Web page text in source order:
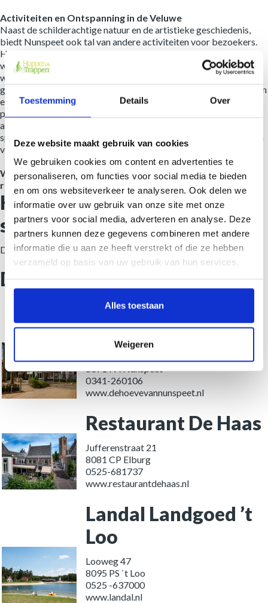
Toestemming Details Over
Deze website maakt gebruik van cookies
We gebruiken cookies om content en advertenties te
personaliseren, om functies voor social media te bieden
en om ons websiteverkeer te analyseren. Ook delen we
informatie over uw gebruik van onze site met onze
partners voor social media, adverteren en analyse. Deze
partners kunnen deze gegevens combineren met andere
informatie die u aan ze heeft verstrekt of die ze hebben
verzameld op basis van uw gebruik van hun services.
Alles toestaan
Weigeren
ROUTES
THEMAHAPPEN
RESERVEREN
CADEAUBON
VRAGEN
MEDIA
Activiteiten en Ontspanning in de Veluwe
Naast de schilderachtige natuur en de artistieke geschiedenis,
biedt Nunspeet ook tal van andere activiteiten voor bezoekers.
Het Veluwemeer is perfect voor watersporten zoals zeilen,
windsurfen en zwemmen. In de omgeving zijn er verschillende
wandel- en fietspaden die bezoekers de kans geven om het
gebied in hun eigen tempo te verkennen. De vele natuurreservaten
en het beroemde Nationale Park De Hoge Veluwe bieden een
prachtig landschap voor rustgevende wandelingen of
avontuurlijke tochten. Of je nu van geschiedenis, kunst, natuur of
sport houdt, Nunspeet en de Veluwe bieden volop mogelijkheden
voor een veelzijdige ervaring.
Wij verwelkomen u graag op deze Happen en Trappen
route!
Happen en Trappen -
startpunt in Nunspeet
Deze route begint in Nunspeet bij De Hoeve van Nunspeet.
Deelnemende restaurants
De Hoeve van
Nunspeet
8071 PA Nunspeet
0341-260106
www.dehoevevannunspeet.nl
Restaurant De Haas
Jufferenstraat 21
8081 CP Elburg
0525-681737
www.restaurantdehaas.nl
Landal Landgoed ’t
Loo
Looweg 47
8095 PS `t Loo
0525 -637000
www.landal.nl